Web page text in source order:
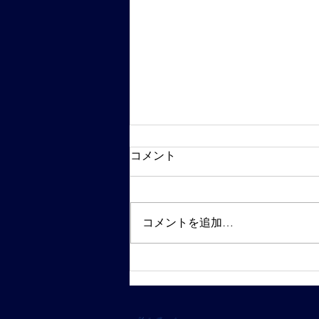
【新進】結果報告
コメント
コメントを追加…